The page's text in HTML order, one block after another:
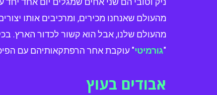
מהעולם שאנחנו מכירים, ומרכיבים אותו
מהעולם שלנו, אבל הוא קשור לכדור הארץ.
"גורמיטי" עוקבת אחר הרפתקאותיהם עם
אבודים בעוץ